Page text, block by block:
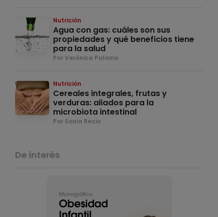
Nutrición
Agua con gas: cuáles son sus
propiedades y qué beneficios tiene
para la salud
Por Verónica Palomo
Nutrición
Cereales integrales, frutas y
verduras: aliados para la
microbiota intestinal
Por Sonia Recio
De interés